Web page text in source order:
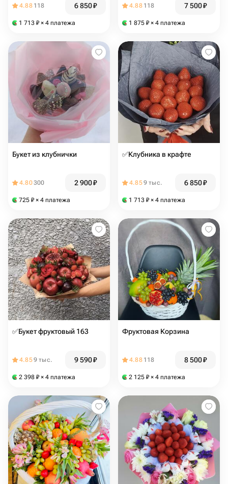
4.88 118 6 850₽
1 713 ₽ × 4 платежа
4.88 118 7 500₽
1 875 ₽ × 4 платежа
Букет из клубнички
4.80300 2 900₽
725 ₽ × 4 платежа
✅Клубника в крафте
4.859 тыс. 6 850₽
1 713 ₽ × 4 платежа
✅Букет фруктовый 163
4.859 тыс. 9 590₽
2 398 ₽ × 4 платежа
Фруктовая Корзина
4.88 118 8 500₽
2 125 ₽ × 4 платежа